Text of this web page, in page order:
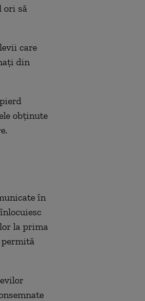
ori să
care
din
obținute
în
la prima
permită